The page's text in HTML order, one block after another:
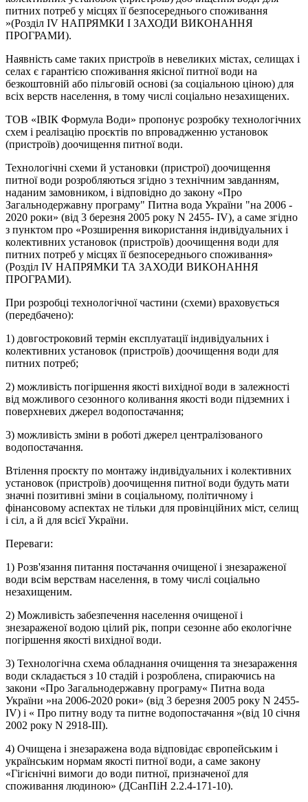
питних потреб у місцях її безпосереднього споживання
»(Розділ IV НАПРЯМКИ І ЗАХОДИ ВИКОНАННЯ
ПРОГРАМИ).
Наявність саме таких пристроїв в невеликих містах, селищах і
селах є гарантією споживання якісної питної води на
безкоштовній або пільговій основі (за соціальною ціною) для
всіх верств населення, в тому числі соціально незахищених.
ТОВ «ІВІК Формула Води» пропонує розробку технологічних
схем і реалізацію проєктів по впровадженню установок
(пристроїв) доочищення питної води.
Технологічні схеми й установки (пристрої) доочищення
питної води розробляються згідно з технічним завданням,
наданим замовником, і відповідно до закону «Про
Загальнодержавну програму" Питна вода України "на 2006 -
2020 роки» (від 3 березня 2005 року N 2455- IV), а саме згідно
з пунктом про «Розширення використання індивідуальних і
колективних установок (пристроїв) доочищення води для
питних потреб у місцях її безпосереднього споживання»
(Розділ IV НАПРЯМКИ ТА ЗАХОДИ ВИКОНАННЯ
ПРОГРАМИ).
При розробці технологічної частини (схеми) враховується
(передбачено):
1) довгостроковий термін експлуатації індивідуальних і
колективних установок (пристроїв) доочищення води для
питних потреб;
2) можливість погіршення якості вихідної води в залежності
від можливого сезонного коливання якості води підземних і
поверхневих джерел водопостачання;
3) можливість зміни в роботі джерел централізованого
водопостачання.
Втілення проєкту по монтажу індивідуальних і колективних
установок (пристроїв) доочищення питної води будуть мати
значні позитивні зміни в соціальному, політичному і
фінансовому аспектах не тільки для провінційних міст, селищ
і сіл, а й для всієї України.
Переваги: ​​
1) Розв'язання питання постачання очищеної і знезараженої
води всім верствам населення, в тому числі соціально
незахищеним.
2) Можливість забезпечення населення очищеної і
знезараженої водою цілий рік, попри сезонне або екологічне
погіршення якості вихідної води.
3) Технологічна схема обладнання очищення та знезараження
води складається з 10 стадій і розроблена, спираючись на
закони «Про Загальнодержавну програму« Питна вода
України »на 2006-2020 роки» (від 3 березня 2005 року N 2455-
IV) і « Про питну воду та питне водопостачання »(від 10 січня
2002 року N 2918-III).
4) Очищена і знезаражена вода відповідає європейським і
українським нормам якості питної води, а саме закону
«Гігієнічні вимоги до води питної, призначеної для
споживання людиною» (ДСанПіН 2.2.4-171-10).